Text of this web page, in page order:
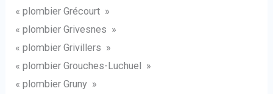
« plombier Grécourt »
« plombier Grivesnes »
« plombier Grivillers »
« plombier Grouches-Luchuel »
« plombier Gruny »